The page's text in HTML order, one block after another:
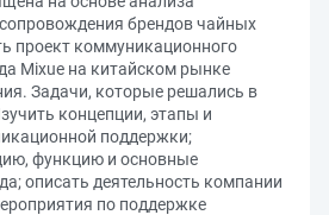
брендов чайных
проект коммуникационного
Mixue на китайском рынке
Задачи, которые решались в
концепции, этапы и
поддержки;
функцию и основные
описать деятельность компании
по поддержке